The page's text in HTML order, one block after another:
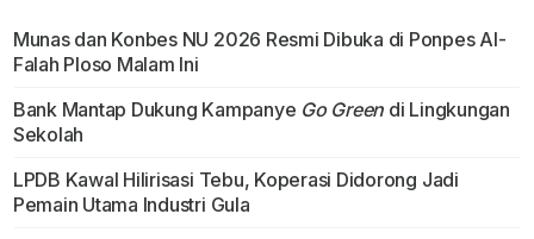
Munas dan Konbes NU 2026 Resmi Dibuka di Ponpes Al-
Falah Ploso Malam Ini
Bank Mantap Dukung Kampanye Go Green di Lingkungan
Sekolah
LPDB Kawal Hilirisasi Tebu, Koperasi Didorong Jadi
Pemain Utama Industri Gula